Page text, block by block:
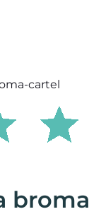
broma